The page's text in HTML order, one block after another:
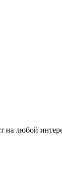
на любой